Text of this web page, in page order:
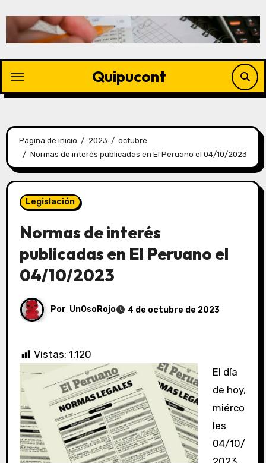
Quipucont
Página de inicio 2023
octubre
Normas de interés publicadas en El Peruano el 04/10/2023
Legislación
Normas de interés
publicadas en El Peruano el
04/10/2023
Por UnOsoRojo 4 de octubre de 2023
Vistas: 1.120
El día
de hoy,
miérco
les
04/10/